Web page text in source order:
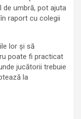
umbră, pot ajuta
raport cu colegii
lor și să
poate fi practicat
jucătorii trebuie
la